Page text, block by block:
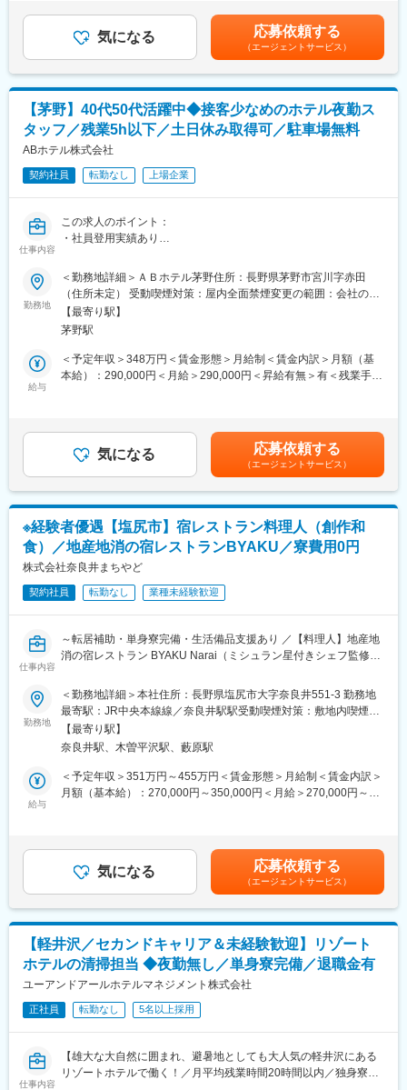
■仕事のやりがい・魅力
マルチタスクで幅広く業務をお任せ致します。
様々な業務を経験する中でスキルを身に着けることもできます
し、接客業としてお客様との距離も近く喜んでいただける時にや
りがいを感じます。
また会社としては、全員参加型の組織なのが魅力で、
自分の業務だけでなく、会社の経営や改善業務にも参加できた
り、ご自身が考えたアイディアなどを提案しやすい環境です。
チョコレート製造販売
などのご提供といったホールでの接客業務からバンケットルーム
でのサービス業務などに携わって頂きます。
・テーブルセッティング、片付け
・宴会・婚礼・イベント時のサービス対応 ・その他付随する業
■業務のやりがい：
あなたの接客・サービスがホテルの第一印象に直結します。「こ
こに泊まって良かったね」「またここに来たいな」とひとりでも
多くの方に思っていただくことでホテルそしてあなたのファンを
増やしていきましょう。持ち前のホスピタリティを活かしてご活
躍いただけることを期待しています。
県外など遠方からのご応募もOK！単身寮を完備していますので安
心して新生活をスタートできます。
■当社の特徴：
して掲げ、心に残る上質なサービスとリゾート空間を日々追求し
ているほか、地域社会の発展に貢献することを目指しておりま
「軽井沢No.1のホテル」を目指すべく当社ホテルをより質の高い
リゾートホテルに発展させることに力を尽くしていただける、チ
ャレンジ精神の豊富な方を求めております。
■当社について：
リゾートホテル運営にはじまり、そのノウハウを活かしたビジネ
スホテルやマンスリーマンションの経営へと事業を拡大してきた
当社。
ユニオングループという強固な経営基盤と暮らしと住まいに関す
るサービスを一貫して提供できるサービスを強みに着実に成長を
変更の範囲：会社の定める業務
の業績および個人の実績によって変動します。賃金はあくまでも
目安の金額であり、選考を通じて上下する可能性があります。月
給(月額)は固定手当を含めた表記です。
気になる 応募依頼する
（エージェントサービス）
【茅野】40代50代活躍中◆接客少なめのホテル夜勤ス
タッフ／残業5h以下／土日休み取得可／駐車場無料
ABホテル株式会社
契約社員 転勤なし 上場企業
仕事内容
この求人のポイント：
・社員登用実績あり
・落ち着いた環境で勤務ができる
■募集背景：
当社は愛知県を中心に日本全国にビジネスホテル展開していま
す。2014年に設立後、毎期黒字経営を更新しており、日本全国に
100店舗体制を目標に掲げ、今後も更なる出店を予定していま
す。それに伴う体制強化を目的とし、人材を募集しています。
りません。
夜勤スタッフの主なお仕事は、共用部のリフレッシュ（清掃）と
当ホテルでは、チェックインをはじめとするフロントの基本対応
は「24:00」で終了しています。
そのため、夜遅くにお戻りになるお客様への接客応対等も原則あ
りません。
日常的な接客ストレスが少ない、非常に落ち着いた環境です。
（2）緊急時の対応（安全管理）
通常時は自分のペースで清掃等を行っていただきますが、万が一
の緊急時
（火災報知器の作動や、お客様の急な体調不良、設備トラブルな
には、マニュアルに沿った初期対応や各所への連絡をお願いしま
す。
（3）館内清掃
大きな機械操作や、重いものを運ぶ作業は一切ありません。
客室清掃（ベッドメイク等）のようなスピードを求められる作業
■シフト作成に関して：
当月25日までに翌月（1ヶ月分）のシフトを公表します。
希望休については一定程度、考慮することが可能です。
土曜日or日曜日どちらかを月1～2回程度お休みいただけます。
有給休暇の取得は積極的に推奨しております。
■同社の特徴：
毎期黒字経営を達成している当社は国内需要をしっかり獲得でき
す。また宿泊稼働率の維持及び向上・経費削減に努める事で、高
稼働率を維持し、業界トップクラスの利益率・企業基盤も安定し
勤務地
＜勤務地詳細＞ＡＢホテル茅野住所：長野県茅野市宮川字赤田
（住所未定） 受動喫煙対策：屋内全面禁煙変更の範囲：会社の定
める事業所
【最寄り駅】
茅野駅
給与
＜予定年収＞348万円＜賃金形態＞月給制＜賃金内訳＞月額（基
本給）：290,000円＜月給＞290,000円＜昇給有無＞有＜残業手当
ます。月給(月額)は固定手当を含めた表記です。
気になる 応募依頼する
（エージェントサービス）
※経験者優遇【塩尻市】宿レストラン料理人（創作和
食）／地産地消の宿レストランBYAKU／寮費用0円
株式会社奈良井まちやど
契約社員 転勤なし 業種未経験歓迎
仕事内容
～転居補助・単身寮完備・生活備品支援あり ／【料理人】地産地
消の宿レストラン BYAKU Narai（ミシュラン星付きシェフ監修）
見～
■業務詳細：
・仕込み～盛り付けまでの調理業務全般
・在庫管理
・メニュー企画
・厨房内の清掃 など
料理長、副料理長、一般社員３名の計５名
峰の食体験を提供しています。朝食には郷土のお惣菜（5品ほど）
を含む和膳、夕食には伝統の中に新しさも取り入れた、新郷土料
理のコース料理をご用意！地域に根差した料理にこだわり抜き、
旬の厳選素材を活かして「リアルな季節感」をお届けします（フ
レンチに近い構成の創作和食を提供しています）。
■魅力：
＜裁量大きく働ける＞
現場は若手が多く、活気にあふれています。調理業務のほかにも
お料理の提供や直接の仕入れ・メニュー企画など、様々な業務を
勤務地
＜勤務地詳細＞本社住所：長野県塩尻市大字奈良井551-3 勤務地
最寄駅：JR中央本線線／奈良井駅駅受動喫煙対策：敷地内喫煙可
能場所あり変更の範囲：無
【最寄り駅】
奈良井駅、木曽平沢駅、藪原駅
給与
＜予定年収＞351万円～455万円＜賃金形態＞月給制＜賃金内訳＞
月額（基本給）：270,000円～350,000円＜月給＞270,000円～
でも目安の金額であり、選考を通じて上下する可能性がありま
す。月給(月額)は固定手当を含めた表記です。
気になる 応募依頼する
（エージェントサービス）
【軽井沢／セカンドキャリア＆未経験歓迎】リゾート
ホテルの清掃担当 ◆夜勤無し／単身寮完備／退職金有
ユーアンドアールホテルマネジメント株式会社
正社員 転勤なし 5名以上採用
仕事内容
【雄大な大自然に囲まれ、避暑地としても大人気の軽井沢にある
リゾートホテルで働く！／月平均残業時間20時間以内／独身寮完